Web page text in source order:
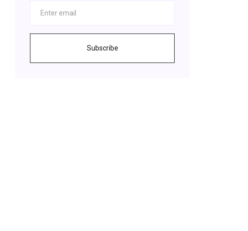
Subscribe